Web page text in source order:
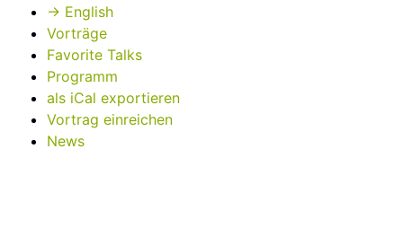
→ English
Vorträge
Favorite Talks
Programm
als iCal exportieren
Vortrag einreichen
News